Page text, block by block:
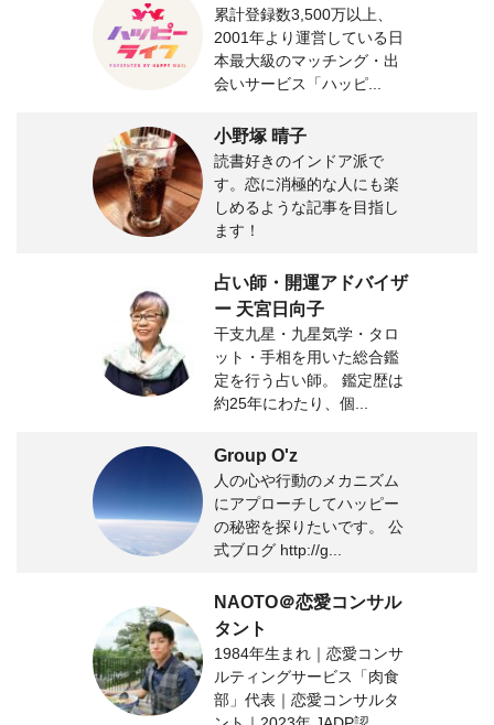
累計登録数3,500万以上、
2001年より運営している日
本最大級のマッチング・出
会いサービス「ハッピ...
小野塚 晴子
読書好きのインドア派で
す。恋に消極的な人にも楽
しめるような記事を目指し
ます！
占い師・開運アドバイザ
ー 天宮日向子
干支九星・九星気学・タロ
ット・手相を用いた総合鑑
定を行う占い師。 鑑定歴は
約25年にわたり、個...
Group O'z
人の心や行動のメカニズム
にアプローチしてハッピー
の秘密を探りたいです。 公
式ブログ http://g...
NAOTO＠恋愛コンサル
タント
1984年生まれ｜恋愛コンサ
ルティングサービス「肉食
部」代表｜恋愛コンサルタ